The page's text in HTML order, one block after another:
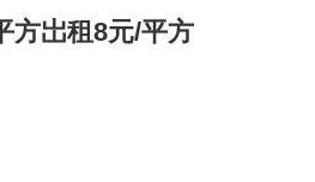
方岀租8元/平方